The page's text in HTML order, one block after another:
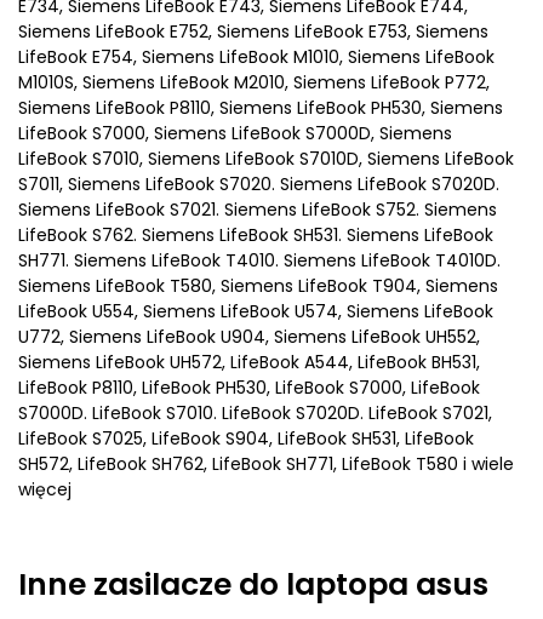
E734, Siemens LifeBook E743, Siemens LifeBook E744,
Siemens LifeBook E752, Siemens LifeBook E753, Siemens
LifeBook E754, Siemens LifeBook M1010, Siemens LifeBook
M1010S, Siemens LifeBook M2010, Siemens LifeBook P772,
Siemens LifeBook P8110, Siemens LifeBook PH530, Siemens
LifeBook S7000, Siemens LifeBook S7000D, Siemens
LifeBook S7010, Siemens LifeBook S7010D, Siemens LifeBook
S7011, Siemens LifeBook S7020. Siemens LifeBook S7020D.
Siemens LifeBook S7021. Siemens LifeBook S752. Siemens
LifeBook S762. Siemens LifeBook SH531. Siemens LifeBook
SH771. Siemens LifeBook T4010. Siemens LifeBook T4010D.
Siemens LifeBook T580, Siemens LifeBook T904, Siemens
LifeBook U554, Siemens LifeBook U574, Siemens LifeBook
U772, Siemens LifeBook U904, Siemens LifeBook UH552,
Siemens LifeBook UH572, LifeBook A544, LifeBook BH531,
LifeBook P8110, LifeBook PH530, LifeBook S7000, LifeBook
S7000D. LifeBook S7010. LifeBook S7020D. LifeBook S7021,
LifeBook S7025, LifeBook S904, LifeBook SH531, LifeBook
SH572, LifeBook SH762, LifeBook SH771, LifeBook T580 i wiele
więcej
Inne zasilacze do laptopa asus